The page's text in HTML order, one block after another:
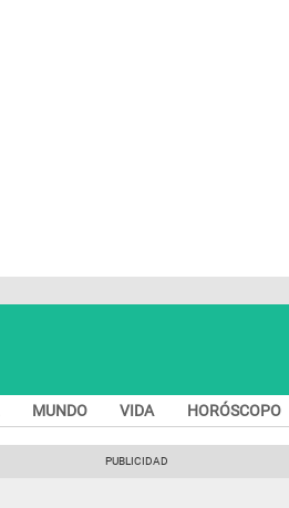
MUNDO VIDA HORÓSCOPO